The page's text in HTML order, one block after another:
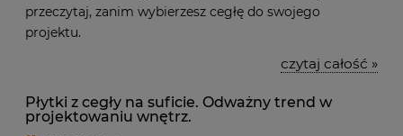
przeczytaj, zanim wybierzesz cegłę do swojego
projektu.
czytaj całość »
Płytki z cegły na suficie. Odważny trend w
projektowaniu wnętrz.